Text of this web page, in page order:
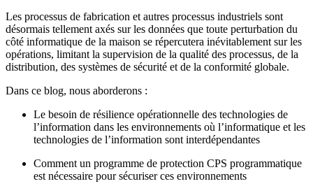
Les processus de fabrication et autres processus industriels sont
désormais tellement axés sur les données que toute perturbation du
côté informatique de la maison se répercutera inévitablement sur les
opérations, limitant la supervision de la qualité des processus, de la
distribution, des systèmes de sécurité et de la conformité globale.
Dans ce blog, nous aborderons :
Le besoin de résilience opérationnelle des technologies de
l’information dans les environnements où l’informatique et les
technologies de l’information sont interdépendantes
Comment un programme de protection CPS programmatique
est nécessaire pour sécuriser ces environnements